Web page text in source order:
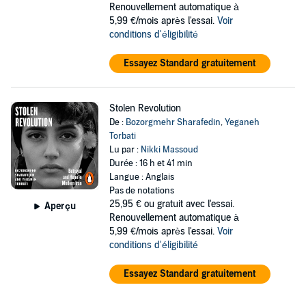
Renouvellement automatique à
5,99 €/mois après l'essai. Voir
conditions d'éligibilité
Essayez Standard gratuitement
Aperçu
Stolen Revolution
De : Bozorgmehr Sharafedin,Yeganeh
Torbati
Lu par : Nikki Massoud
Durée : 16 h et 41 min
Langue : Anglais
Pas de notations
25,95 € ou gratuit avec l'essai.
Renouvellement automatique à
5,99 €/mois après l'essai. Voir
conditions d'éligibilité
Essayez Standard gratuitement